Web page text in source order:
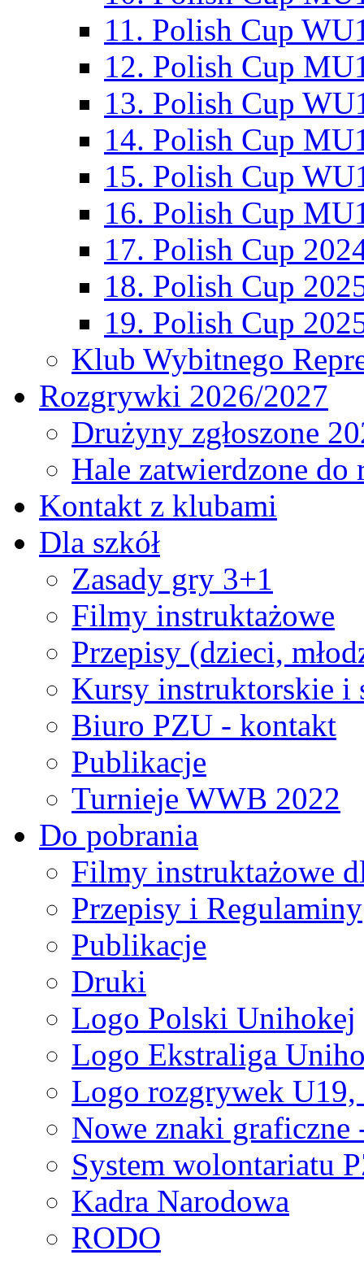
11. Polish Cup
12. Polish Cup
13. Polish Cup
14. Polish Cup
15. Polish Cup
16. Polish Cup
17. Polish Cup
18. Polish Cup
19. Polish Cup
Klub Wybitnego
Rozgrywki 2026/2027
Drużyny zgłoszone
Hale zatwierdzone
Kontakt z klubami
Dla szkół
Zasady gry 3+1
Filmy instruktażowe
Przepisy (dzieci,
Kursy instruktorskie i
Biuro PZU - kontakt
Publikacje
Turnieje WWB 2022
Do pobrania
Filmy instruktażowe
Przepisy i Regulaminy
Publikacje
Druki
Logo Polski Unihokej
Logo Ekstraliga
Logo rozgrywek
Nowe znaki graficzne
System wolontariatu
Kadra Narodowa
RODO